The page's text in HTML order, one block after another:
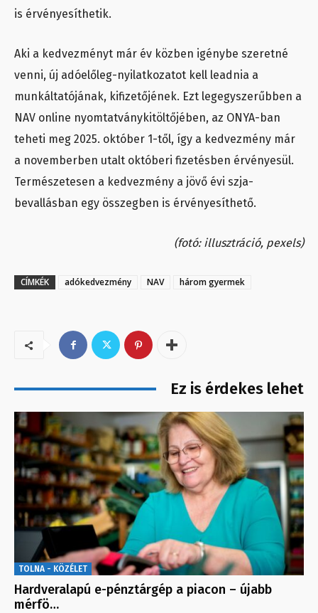
is érvényesíthetik.
Aki a kedvezményt már év közben igénybe szeretné
venni, új adóelőleg-nyilatkozatot kell leadnia a
munkáltatójának, kifizetőjének. Ezt legegyszerűbben a
NAV online nyomtatványkitöltőjében, az ONYA-ban
teheti meg 2025. október 1-től, így a kedvezmény már
a novemberben utalt októberi fizetésben érvényesül.
Természetesen a kedvezmény a jövő évi szja-
bevallásban egy összegben is érvényesíthető.
(fotó: illusztráció, pexels)
CÍMKÉK adókedvezmény NAV három gyermek
Ez is érdekes lehet
TOLNA - KÖZÉLET
Hardveralapú e-pénztárgép a piacon – újabb
mérfö…